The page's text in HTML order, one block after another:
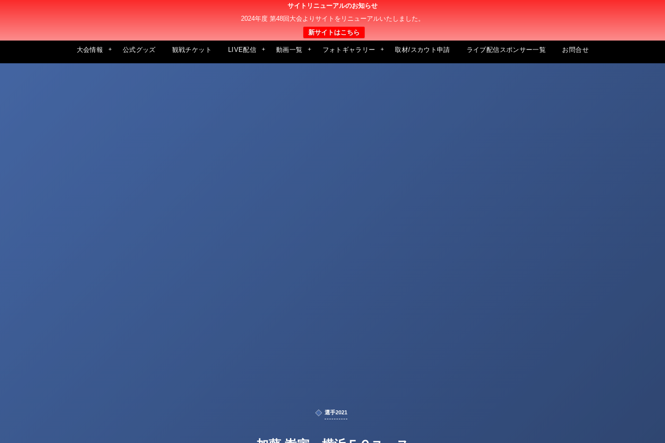
サイトリニューアルのお知らせ
2024年度 第48回大会よりサイトをリニューアルいたしました。
新サイトはこちら
大会情報 公式グッズ 観戦チケット LIVE配信 動画一覧 フォトギャラリー 取材/スカウト申請 ライブ配信スポンサー一覧 お問合せ
選手2021